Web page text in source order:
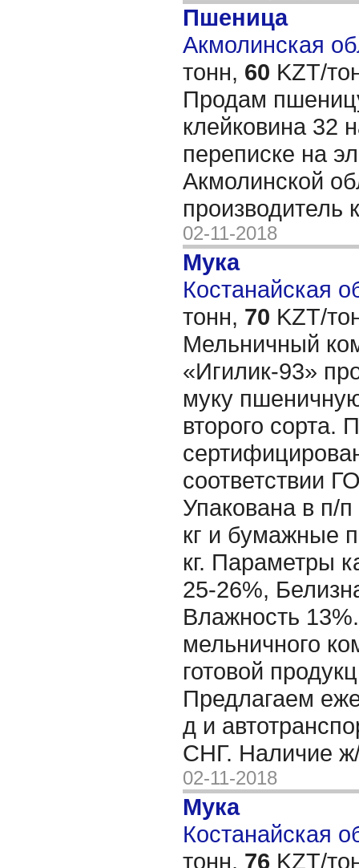
Пшеница
Акмолинская
тонн, 60 KZT/
Продам
клейковина 32
переписке на
Акмолинской
02-11-2018
Мука
Костанайская
тонн, 70 KZT/
Мельничный
«Игилик-93»
муку
второго сорта.
соответствии
Упакована в п/
кг и бумажные
кг. Параметры
25-26%,
Влажность
мельничного
готовой
Предлагаем
д и
СНГ. Наличие
02-11-2018
Мука
Костанайская
тонн, 76 KZT/